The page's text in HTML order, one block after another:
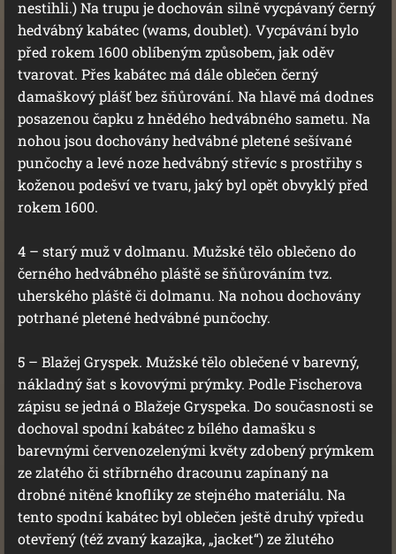
nestihli.) Na trupu je dochován silně vycpávaný černý
hedvábný kabátec (wams, doublet). Vycpávání bylo
před rokem 1600 oblíbeným způsobem, jak oděv
tvarovat. Přes kabátec má dále oblečen černý
damaškový plášť bez šňůrování. Na hlavě má dodnes
posazenou čapku z hnědého hedvábného sametu. Na
nohou jsou dochovány hedvábné pletené sešívané
punčochy a levé noze hedvábný střevíc s prostřihy s
koženou podešví ve tvaru, jaký byl opět obvyklý před
rokem 1600.
4 – starý muž v dolmanu. Mužské tělo oblečeno do
černého hedvábného pláště se šňůrováním tvz.
uherského pláště či dolmanu. Na nohou dochovány
potrhané pletené hedvábné punčochy.
5 – Blažej Gryspek. Mužské tělo oblečené v barevný,
nákladný šat s kovovými prýmky. Podle Fischerova
zápisu se jedná o Blažeje Gryspeka. Do současnosti se
dochoval spodní kabátec z bílého damašku s
barevnými červenozelenými květy zdobený prýmkem
ze zlatého či stříbrného dracounu zapínaný na
drobné nitěné knoflíky ze stejného materiálu. Na
tento spodní kabátec byl oblečen ještě druhý vpředu
otevřený (též zvaný kazajka, „jacket“) ze žlutého